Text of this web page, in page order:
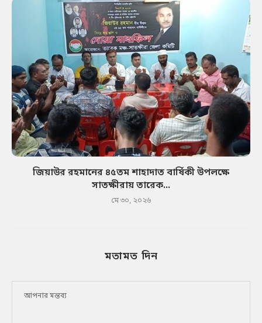
জিয়াউর রহমানের ৪৫তম শাহাদাত বার্ষিকী উপলক্ষে
সাতক্ষীরায় তারেক...
মে ৩০, ২০২৬
মতামত দিন